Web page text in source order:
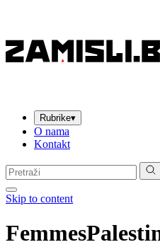
Rubrike▾
O nama
Kontakt
Pretraga:
Skip to content